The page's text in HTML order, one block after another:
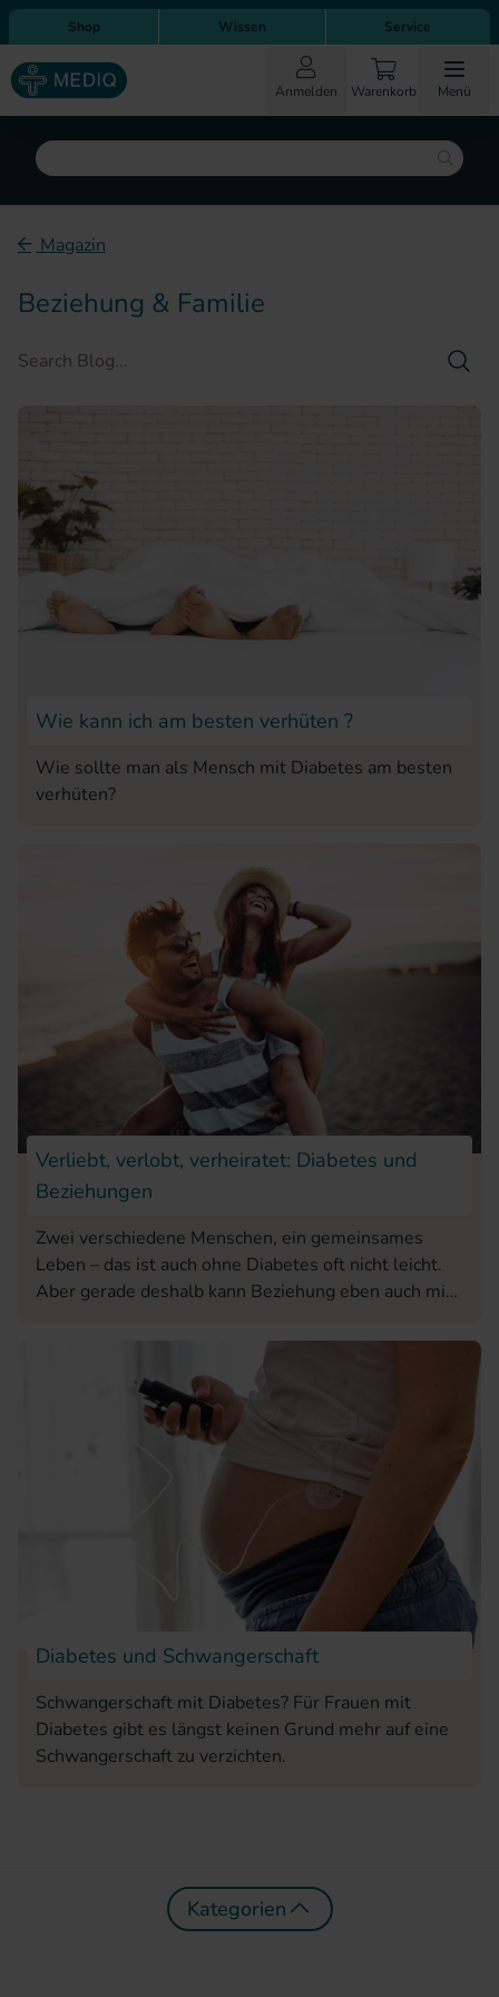
Direkt zum Inhalt
Direkt zur Hauptnavigation
Shop Wissen Service
Anmelden Warenkorb Menü
Suche
Magazin
Beziehung & Familie
Wie kann ich am besten verhüten ?
Wie sollte man als Mensch mit Diabetes am besten
verhüten?
Verliebt, verlobt, verheiratet: Diabetes und
Beziehungen
Zwei verschiedene Menschen, ein gemeinsames
Leben – das ist auch ohne Diabetes oft nicht leicht.
Aber gerade deshalb kann Beziehung eben auch mit
Diabetes und Schwangerschaft
Schwangerschaft mit Diabetes? Für Frauen mit
Diabetes gibt es längst keinen Grund mehr auf eine
Schwangerschaft zu verzichten.
Kategorien